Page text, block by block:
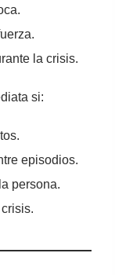
la crisis.
si:
episodios.
persona.